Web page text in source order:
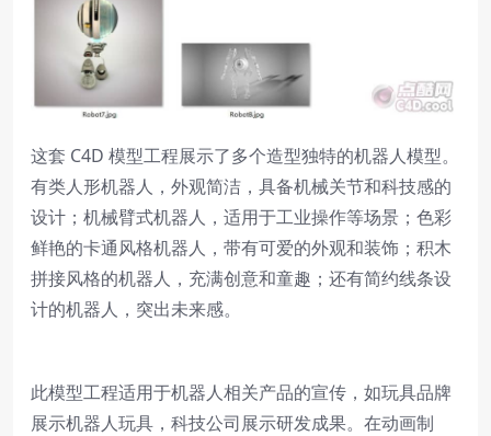
这套 C4D 模型工程展示了多个造型独特的机器人模型。
有类人形机器人，外观简洁，具备机械关节和科技感的
设计；机械臂式机器人，适用于工业操作等场景；色彩
鲜艳的卡通风格机器人，带有可爱的外观和装饰；积木
拼接风格的机器人，充满创意和童趣；还有简约线条设
计的机器人，突出未来感。
此模型工程适用于机器人相关产品的宣传，如玩具品牌
展示机器人玩具，科技公司展示研发成果。在动画制